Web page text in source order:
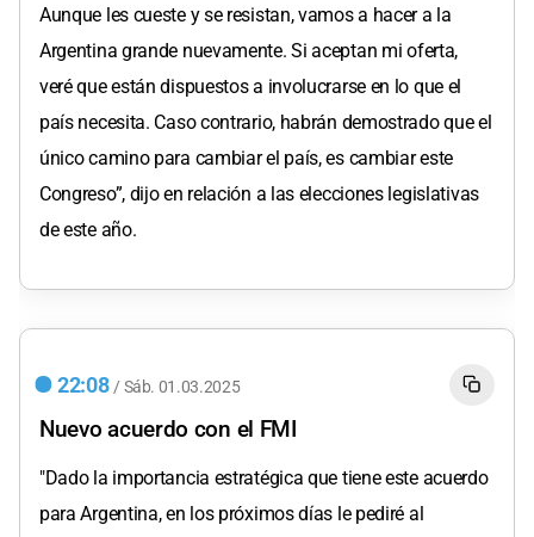
Aunque les cueste y se resistan, vamos a hacer a la
Argentina grande nuevamente. Si aceptan mi oferta,
veré que están dispuestos a involucrarse en lo que el
país necesita. Caso contrario, habrán demostrado que el
único camino para cambiar el país, es cambiar este
Congreso”, dijo en relación a las elecciones legislativas
de este año.
22:08 / Sáb. 01.03.2025
Nuevo acuerdo con el FMI
"Dado la importancia estratégica que tiene este acuerdo
para Argentina, en los próximos días le pediré al